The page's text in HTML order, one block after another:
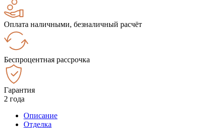
Оплата наличными, безналичный расчёт
Беспроцентная рассрочка
Гарантия
2 года
Описание
Отделка